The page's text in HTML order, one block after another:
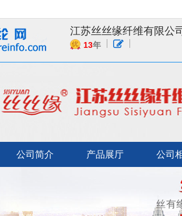
江苏丝丝缘纤维有限公
13年
公司简介 产品展厅 公司